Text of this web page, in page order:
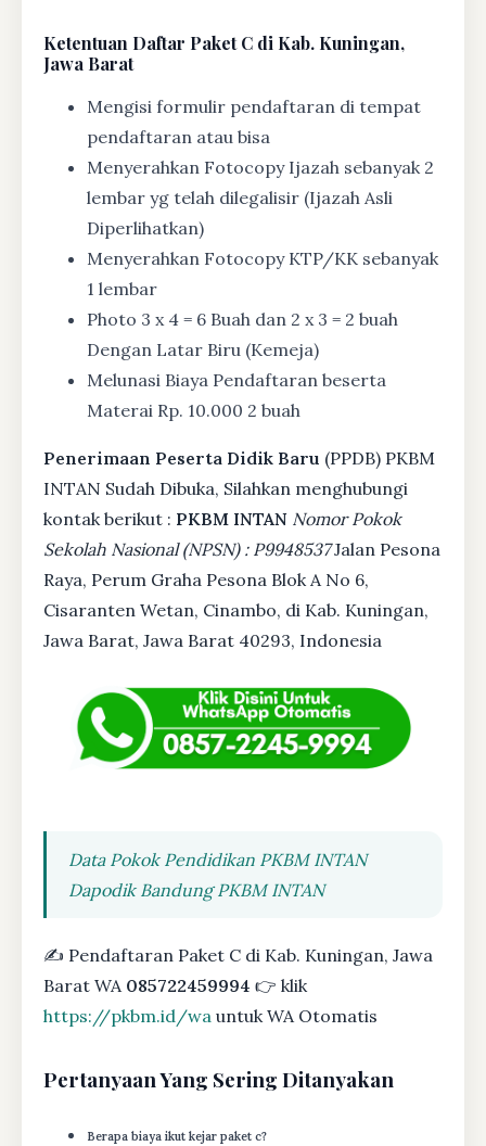
Ketentuan Daftar Paket C di Kab. Kuningan,
Jawa Barat
Mengisi formulir pendaftaran di tempat
pendaftaran atau bisa
Menyerahkan Fotocopy Ijazah sebanyak 2
lembar yg telah dilegalisir (Ijazah Asli
Diperlihatkan)
Menyerahkan Fotocopy KTP/KK sebanyak
1 lembar
Photo 3 x 4 = 6 Buah dan 2 x 3 = 2 buah
Dengan Latar Biru (Kemeja)
Melunasi Biaya Pendaftaran beserta
Materai Rp. 10.000 2 buah
Penerimaan Peserta Didik Baru (PPDB) PKBM
INTAN Sudah Dibuka, Silahkan menghubungi
kontak berikut : PKBM INTAN Nomor Pokok
Sekolah Nasional (NPSN) : P9948537Jalan Pesona
Raya, Perum Graha Pesona Blok A No 6,
Cisaranten Wetan, Cinambo, di Kab. Kuningan,
Jawa Barat, Jawa Barat 40293, Indonesia
Data Pokok Pendidikan PKBM INTAN
Dapodik Bandung PKBM INTAN
✍ Pendaftaran Paket C di Kab. Kuningan, Jawa
Barat WA 085722459994 👉 klik
https://pkbm.id/wa untuk WA Otomatis
Pertanyaan Yang Sering Ditanyakan
Berapa biaya ikut kejar paket c?